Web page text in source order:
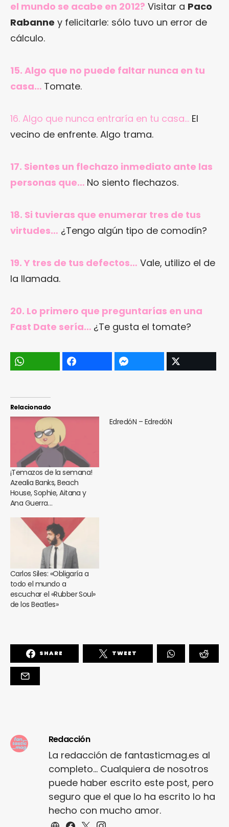
el mundo se acabe en 2012? Visitar a Paco
Rabanne y felicitarle: sólo tuvo un error de
cálculo.
15. Algo que no puede faltar nunca en tu
casa… Tomate.
16. Algo que nunca entraría en tu casa… El
vecino de enfrente. Algo trama.
17. Sientes un flechazo inmediato ante las
personas que… No siento flechazos.
18. Si tuvieras que enumerar tres de tus
virtudes… ¿Tengo algún tipo de comodín?
19. Y tres de tus defectos… Vale, utilizo el de
la llamada.
20. Lo primero que preguntarías en una
Fast Date sería… ¿Te gusta el tomate?
Relacionado
¡Temazos de la semana!
Azealia Banks, Beach
House, Sophie, Aitana y
Ana Guerra…
EdredóN – EdredóN
Carlos Siles: «Obligaría a
todo el mundo a
escuchar el «Rubber Soul»
de los Beatles»
SHARE TWEET
Redacción
La redacción de fantasticmag.es al
completo... Cualquiera de nosotros
puede haber escrito este post, pero
seguro que el que lo ha escrito lo ha
hecho con mucho amor.